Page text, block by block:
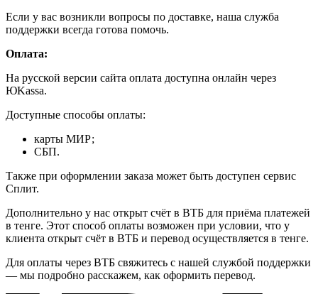
Если у вас возникли вопросы по доставке, наша служба
поддержки всегда готова помочь.
Оплата:
На русской версии сайта оплата доступна онлайн через
ЮKassa.
Доступные способы оплаты:
карты МИР;
СБП.
Также при оформлении заказа может быть доступен сервис
Сплит.
Дополнительно у нас открыт счёт в ВТБ для приёма платежей
в тенге. Этот способ оплаты возможен при условии, что у
клиента открыт счёт в ВТБ и перевод осуществляется в тенге.
Для оплаты через ВТБ свяжитесь с нашей службой поддержки
— мы подробно расскажем, как оформить перевод.